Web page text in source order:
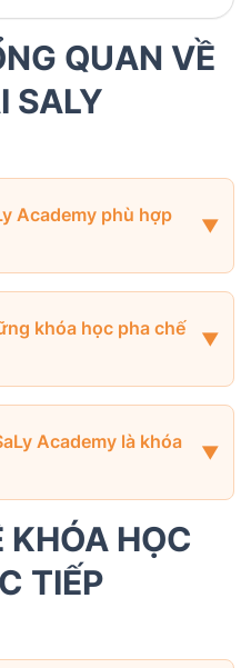
QUAN VỀ
SALY
Academy phù hợp
khóa học pha chế
Academy là khóa
KHÓA HỌC
TIẾP